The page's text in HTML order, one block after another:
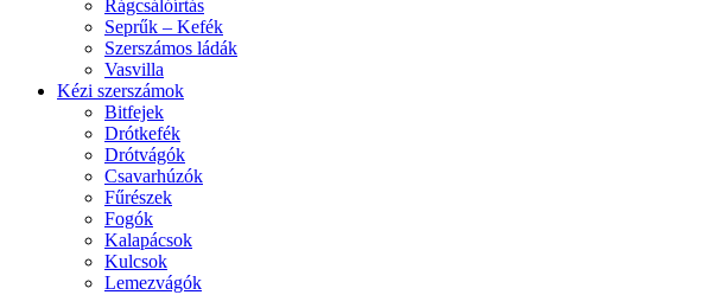
Rágcsálóírtás
Seprűk – Kefék
Szerszámos ládák
Vasvilla
Kézi szerszámok
Bitfejek
Drótkefék
Drótvágók
Csavarhúzók
Fűrészek
Fogók
Kalapácsok
Kulcsok
Lemezvágók